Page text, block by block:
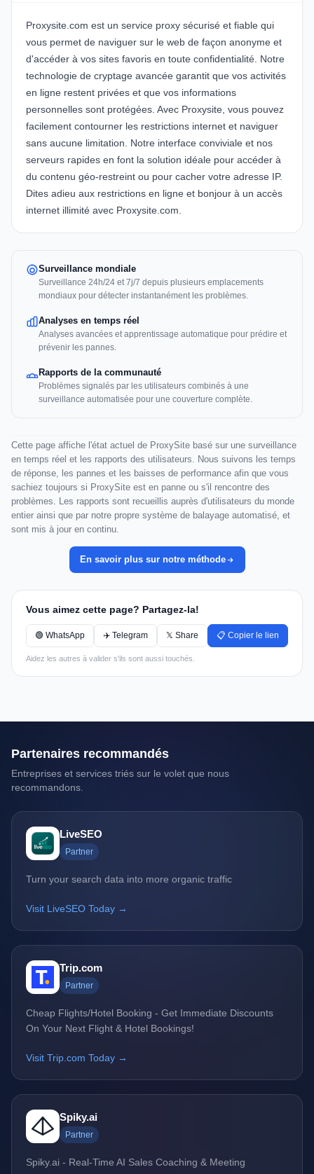
Proxysite.com est un service proxy sécurisé et fiable qui
vous permet de naviguer sur le web de façon anonyme et
d'accéder à vos sites favoris en toute confidentialité. Notre
technologie de cryptage avancée garantit que vos activités
en ligne restent privées et que vos informations
personnelles sont protégées. Avec Proxysite, vous pouvez
facilement contourner les restrictions internet et naviguer
sans aucune limitation. Notre interface conviviale et nos
serveurs rapides en font la solution idéale pour accéder à
du contenu géo-restreint ou pour cacher votre adresse IP.
Dites adieu aux restrictions en ligne et bonjour à un accès
internet illimité avec Proxysite.com.
Surveillance mondiale
Surveillance 24h/24 et 7j/7 depuis plusieurs emplacements
mondiaux pour détecter instantanément les problèmes.
Analyses en temps réel
Analyses avancées et apprentissage automatique pour prédire et
prévenir les pannes.
Rapports de la communauté
Problèmes signalés par les utilisateurs combinés à une
surveillance automatisée pour une couverture complète.
Cette page affiche l'état actuel de ProxySite basé sur une surveillance
en temps réel et les rapports des utilisateurs. Nous suivons les temps
de réponse, les pannes et les baisses de performance afin que vous
sachiez toujours si ProxySite est en panne ou s'il rencontre des
problèmes. Les rapports sont recueillis auprès d'utilisateurs du monde
entier ainsi que par notre propre système de balayage automatisé, et
sont mis à jour en continu.
En savoir plus sur notre méthode
Vous aimez cette page? Partagez-la!
🟢 WhatsApp ✈️ Telegram 𝕏 Share 📋 Copier le lien
Aidez les autres à valider s'ils sont aussi touchés.
Partenaires recommandés
Entreprises et services triés sur le volet que nous
recommandons.
LiveSEO
Partner
Turn your search data into more organic traffic
Visit LiveSEO Today →
Trip.com
Partner
Cheap Flights/Hotel Booking - Get Immediate Discounts
On Your Next Flight & Hotel Bookings!
Visit Trip.com Today →
Spiky.ai
Partner
Spiky.ai - Real-Time AI Sales Coaching & Meeting